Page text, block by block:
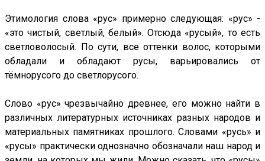
Этимология слова «рус» примерно следующая: «рус» -
«это чистый, светлый, белый». Отсюда «русый», то есть
светловолосый. По сути, все оттенки волос, которыми
обладали и обладают русы, варьировались от
тёмнорусого до светлорусого.
Слово «рус» чрезвычайно древнее, его можно найти в
различных литературных источниках разных народов и
материальных памятниках прошлого. Словами «русь» и
«русы» практически однозначно обозначали наш народ и